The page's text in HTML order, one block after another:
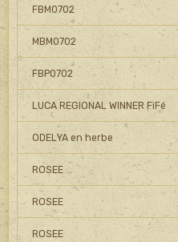
FBM0702
MBM0702
FBP0702
LUCA REGIONAL WINNER FiFé
ODELYA en herbe
ROSEE
ROSEE
ROSEE